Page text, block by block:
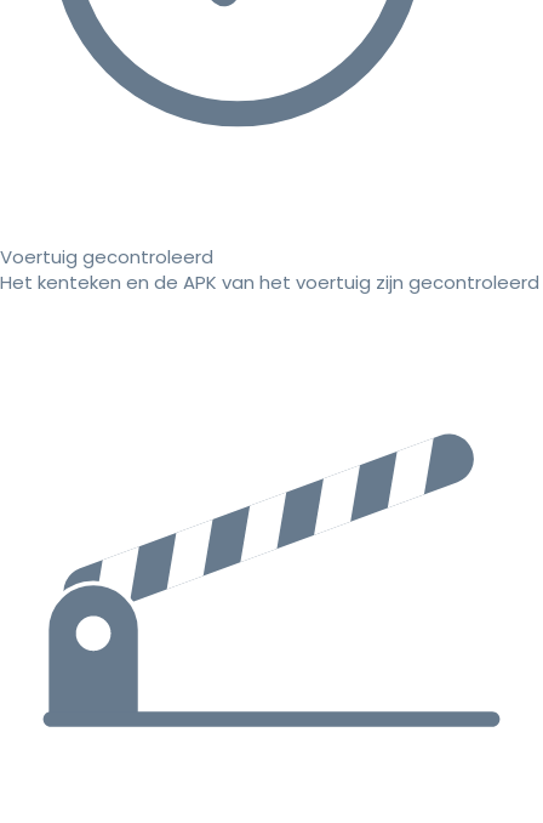
Voertuig gecontroleerd
Het kenteken en de APK van het voertuig zijn gecontroleerd